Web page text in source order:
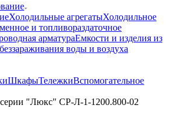
Холодильные агрегатыХолодильное
и топливораздаточное
арматураЕмкости и изделия из
воды и воздуха
ШкафыТележкиВспомогательное
"Люкс" СР-Л-1-1200.800-02